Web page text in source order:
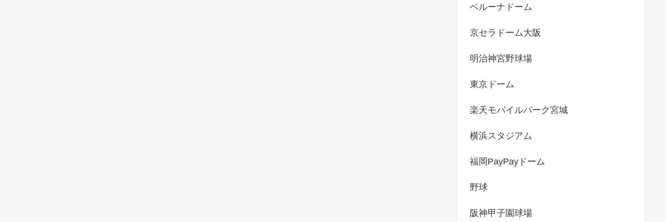
ベルーナドーム
京セラドーム大阪
明治神宮野球場
東京ドーム
楽天モバイルパーク宮城
横浜スタジアム
福岡PayPayドーム
野球
阪神甲子園球場